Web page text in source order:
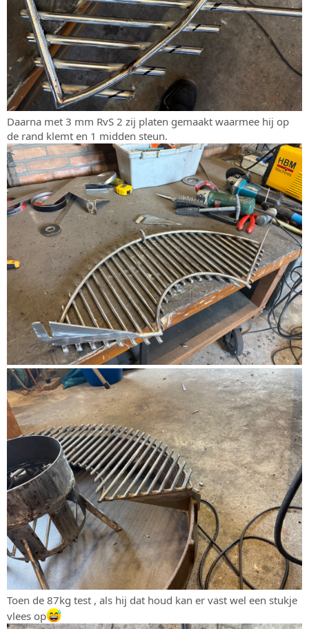
Daarna met 3 mm RvS 2 zij platen gemaakt waarmee hij op
de rand klemt en 1 midden steun.
Toen de 87kg test , als hij dat houd kan er vast wel een stukje
vlees op